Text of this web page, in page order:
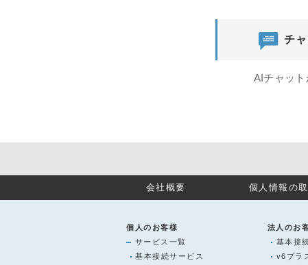
チ
AIチャット
会社概要 個人情報の
個人のお客様
サービス一覧
基本接続サービス
法人のお
基本接
v6プラ